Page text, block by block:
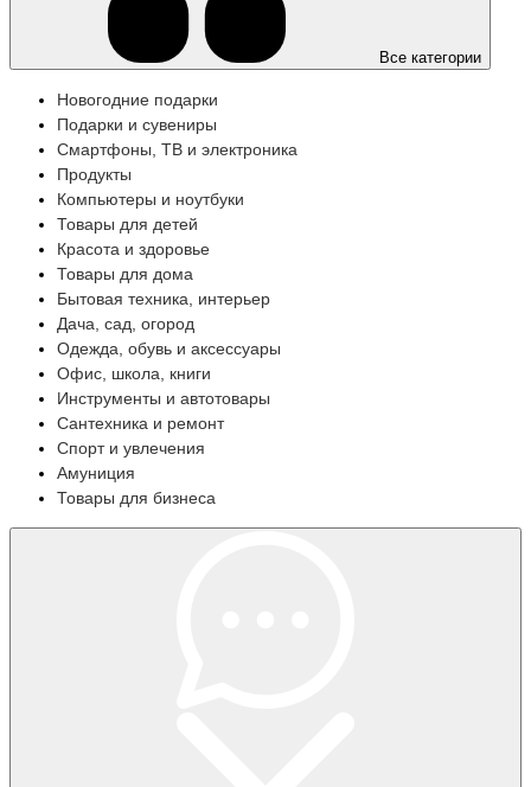
Все категории
Новогодние подарки
Подарки и сувениры
Смартфоны, ТВ и электроника
Продукты
Компьютеры и ноутбуки
Товары для детей
Красота и здоровье
Товары для дома
Бытовая техника, интерьер
Дача, сад, огород
Одежда, обувь и аксессуары
Офис, школа, книги
Инструменты и автотовары
Сантехника и ремонт
Спорт и увлечения
Амуниция
Товары для бизнеса